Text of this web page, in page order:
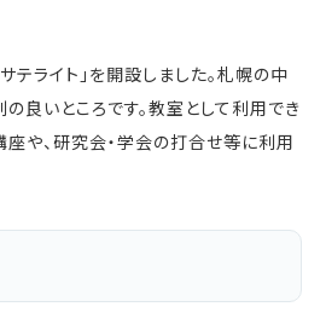
ライト」を開設しました。札幌の中
良いところです。教室として利用でき
座や、研究会・学会の打合せ等に利用